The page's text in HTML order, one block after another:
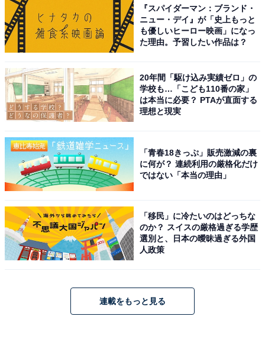
『スパイダーマン：ブランド・
ニュー・デイ』が「史上もっと
も優しいヒーロー映画」になっ
た理由。予習したい作品は？
20年間「駆け込み実績ゼロ」の
学校も…「こども110番の家」
は本当に必要？ PTAが直面する
理想と現実
「青春18きっぷ」販売激減の裏
に何が？ 連続利用の厳格化だけ
ではない「本当の理由」
「移民」に冷たいのはどっちな
のか？ スイスの厳格過ぎる学歴
選別と、日本の曖昧過ぎる外国
人政策
連載をもっと見る